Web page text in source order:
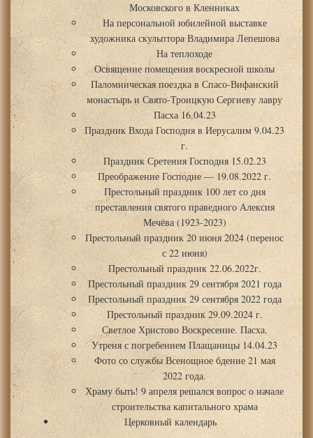
Московского в Кленниках
На персональной юбилейной выставке
художника скульптора Владимира Лепешова
На теплоходе
Освящение помещения воскресной школы
Паломническая поездка в Спасо-Вифанский
монастырь и Свято-Троицкую Сергиеву лавру
Пасха 16.04.23
Праздник Входа Господня в Иерусалим 9.04.23
г.
Праздник Сретения Господня 15.02.23
Преображение Господне — 19.08.2022 г.
Престольный праздник 100 лет со дня
преставления святого праведного Алексия
Мечёва (1923-2023)
Престольный праздник 20 июня 2024 (перенос
с 22 июня)
Престольный праздник 22.06.2022г.
Престольный праздник 29 сентября 2021 года
Престольный праздник 29 сентября 2022 года
Престольный праздник 29.09.2024 г.
Светлое Христово Воскресение. Пасха.
Утреня с погребением Плащаницы 14.04.23
Фото со службы Всенощное бдение 21 мая
2022 года.
Храму быть! 9 апреля решался вопрос о начале
строительства капитального храма
Церковный календарь